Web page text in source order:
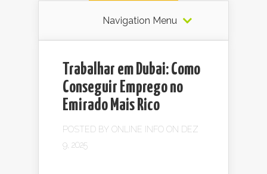
Navigation Menu
Trabalhar em Dubai: Como
Conseguir Emprego no
Emirado Mais Rico
POSTED BY ONLINE INFO ON DEZ
9, 2025